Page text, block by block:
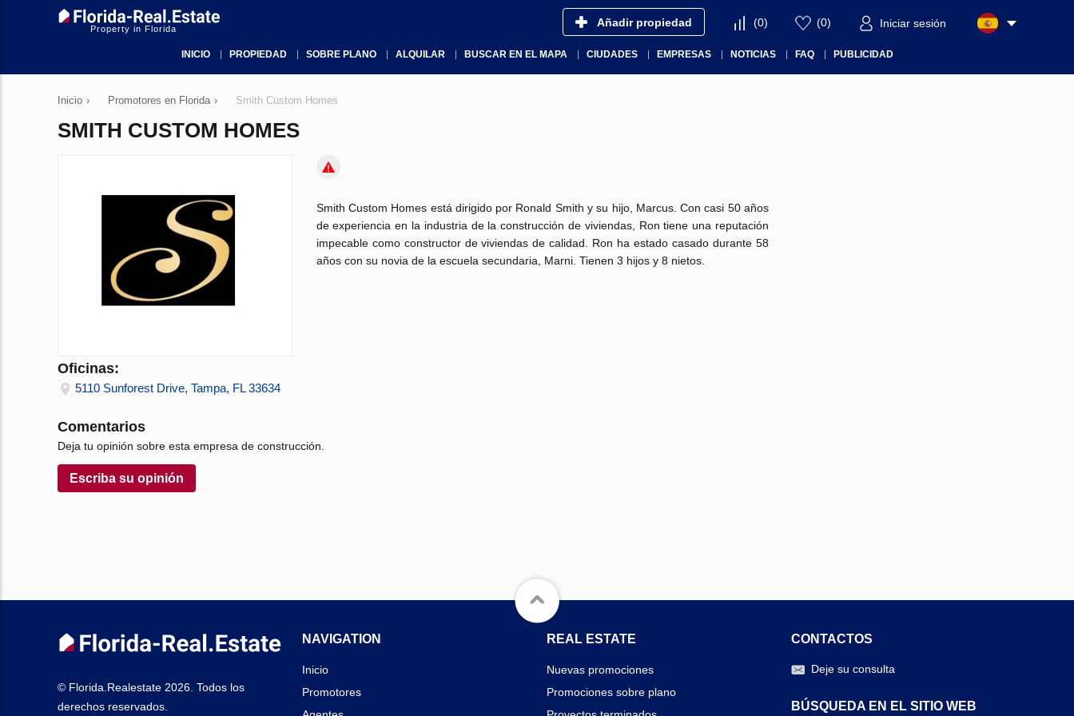
Property in Florida Añadir propiedad (0) (0) Iniciar sesión
INICIO PROPIEDAD SOBRE PLANO ALQUILAR BUSCAR EN EL MAPA CIUDADES EMPRESAS NOTICIAS FAQ PUBLICIDAD
Inicio › Promotores en Florida › Smith Custom Homes
SMITH CUSTOM HOMES
Smith Custom Homes está dirigido por Ronald Smith y su hijo, Marcus. Con casi 50 años
de experiencia en la industria de la construcción de viviendas, Ron tiene una reputación
impecable como constructor de viviendas de calidad. Ron ha estado casado durante 58
años con su novia de la escuela secundaria, Marni. Tienen 3 hijos y 8 nietos.
Oficinas:
5110 Sunforest Drive, Tampa, FL 33634
Comentarios
Deja tu opinión sobre esta empresa de construcción.
Escriba su opinión
© Florida.Realestate 2026. Todos los
derechos reservados.
NAVIGATION
Inicio
Promotores
REAL ESTATE
Nuevas promociones
Promociones sobre plano
CONTACTOS
Deje su consulta
BÚSQUEDA EN EL SITIO WEB